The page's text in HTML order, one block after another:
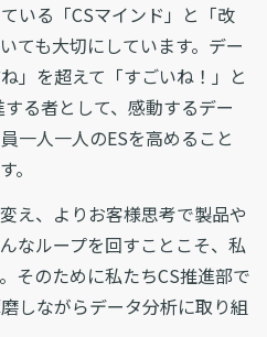
いる「CSマインド」と「改
ても大切にしています。デー
」を超えて「すごいね！」と
る者として、感動するデー
一人一人のESを高めること
。
え、よりお客様思考で製品や
なループを回すことこそ、私
そのために私たちCS推進部で
しながらデータ分析に取り組